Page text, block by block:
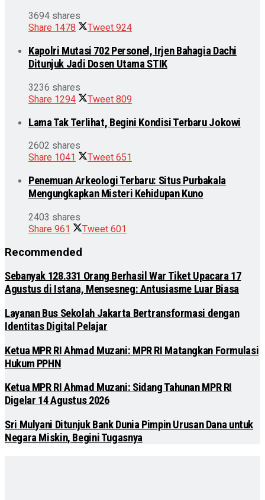
3694 shares
Share 1478 Tweet 924
Kapolri Mutasi 702 Personel, Irjen Bahagia Dachi
Ditunjuk Jadi Dosen Utama STIK
3236 shares
Share 1294 Tweet 809
Lama Tak Terlihat, Begini Kondisi Terbaru Jokowi
2602 shares
Share 1041 Tweet 651
Penemuan Arkeologi Terbaru: Situs Purbakala
Mengungkapkan Misteri Kehidupan Kuno
2403 shares
Share 961 Tweet 601
Recommended
Sebanyak 128.331 Orang Berhasil War Tiket Upacara 17
Agustus di Istana, Mensesneg: Antusiasme Luar Biasa
Layanan Bus Sekolah Jakarta Bertransformasi dengan
Identitas Digital Pelajar
Ketua MPR RI Ahmad Muzani: MPR RI Matangkan Formulasi
Hukum PPHN
Ketua MPR RI Ahmad Muzani: Sidang Tahunan MPR RI
Digelar 14 Agustus 2026
Sri Mulyani Ditunjuk Bank Dunia Pimpin Urusan Dana untuk
Negara Miskin, Begini Tugasnya